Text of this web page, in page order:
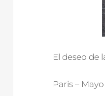
El deseo de
Paris –